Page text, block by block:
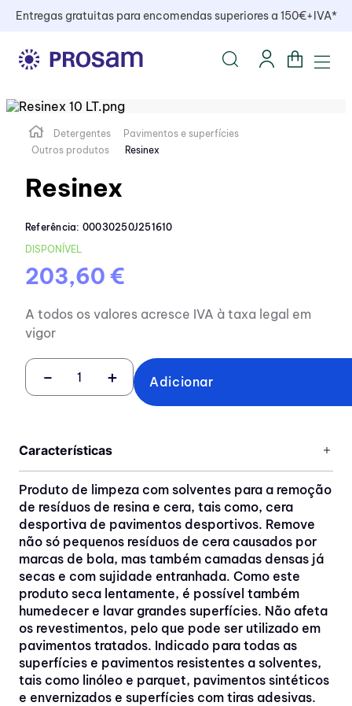
Entregas gratuitas para encomendas superiores a 150€+IVA*
Detergentes
Pavimentos e superfícies
Outros produtos
Resinex
Resinex
Referência: 00030250J251610
DISPONÍVEL
203,60 €
A todos os valores acresce IVA à taxa legal em
vigor
＋
－ Adicionar
Características
Produto de limpeza com solventes para a remoção
de resíduos de resina e cera, tais como, cera
desportiva de pavimentos desportivos. Remove
não só pequenos resíduos de cera causados por
marcas de bola, mas também camadas densas já
secas e com sujidade entranhada. Como este
produto seca lentamente, é possível também
humedecer e lavar grandes superfícies. Não afeta
os revestimentos, pelo que pode ser utilizado em
pavimentos tratados. Indicado para todas as
superfícies e pavimentos resistentes a solventes,
tais como linóleo e parquet, pavimentos sintéticos
e envernizados e superfícies com tiras adesivas.